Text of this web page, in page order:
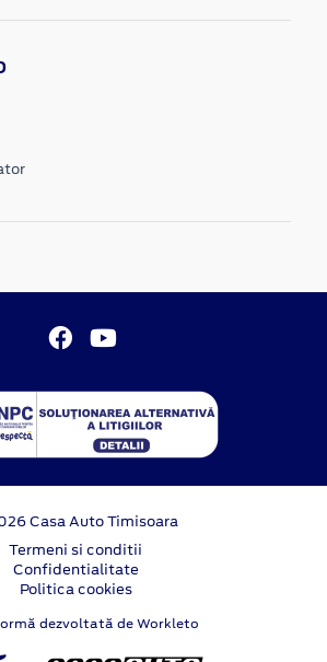
Casa Auto Timisoara
Termeni si conditii
Confidentialitate
Politica cookies
dezvoltată de Workleto